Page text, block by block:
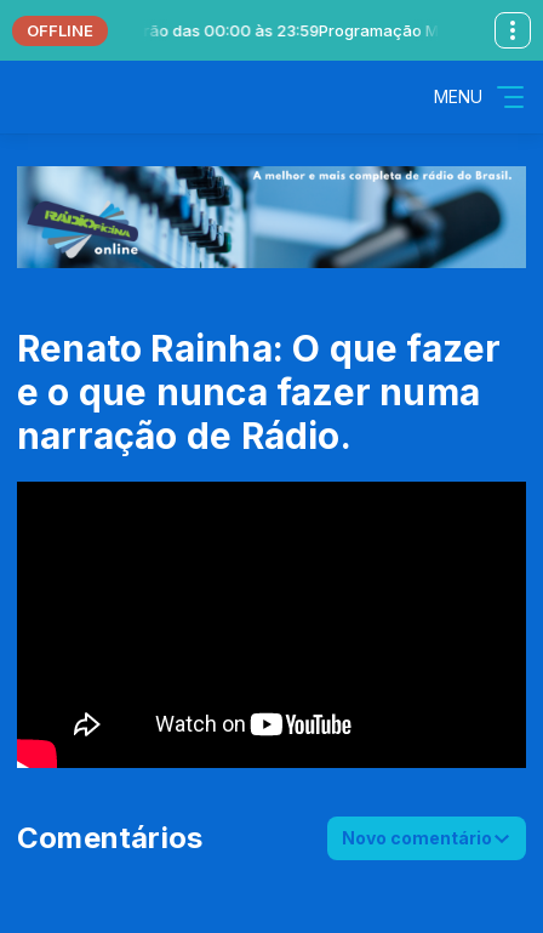
OFFLINE
Locutor Padrão das 00:00 às 23:59Programação Musical com
MENU
Renato Rainha: O que fazer
e o que nunca fazer numa
narração de Rádio.
Comentários Novo comentário